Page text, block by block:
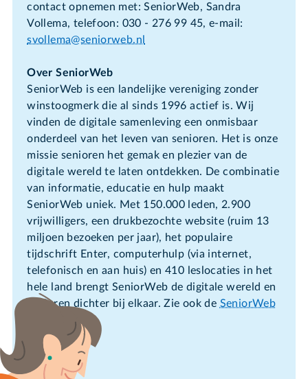
contact opnemen met: SeniorWeb, Sandra
Vollema, telefoon: 030 - 276 99 45, e-mail:
svollema@seniorweb.nl
Over SeniorWeb
SeniorWeb is een landelijke vereniging zonder
winstoogmerk die al sinds 1996 actief is. Wij
vinden de digitale samenleving een onmisbaar
onderdeel van het leven van senioren. Het is onze
missie senioren het gemak en plezier van de
digitale wereld te laten ontdekken. De combinatie
van informatie, educatie en hulp maakt
SeniorWeb uniek. Met 150.000 leden, 2.900
vrijwilligers, een drukbezochte website (ruim 13
miljoen bezoeken per jaar), het populaire
tijdschrift Enter, computerhulp (via internet,
telefonisch en aan huis) en 410 leslocaties in het
hele land brengt SeniorWeb de digitale wereld en
senioren dichter bij elkaar. Zie ook de SeniorWeb
infographic